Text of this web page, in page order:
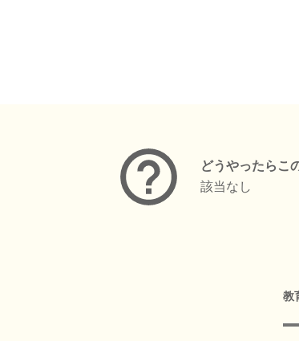
どうやったらこ
該当なし
教